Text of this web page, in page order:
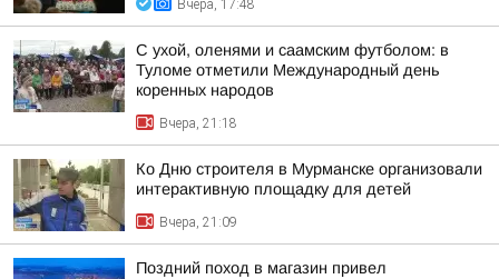
Вчера, 17:48
С ухой, оленями и саамским футболом: в
Туломе отметили Международный день
коренных народов
Вчера, 21:18
Ко Дню строителя в Мурманске организовали
интерактивную площадку для детей
Вчера, 21:09
Поздний поход в магазин привел